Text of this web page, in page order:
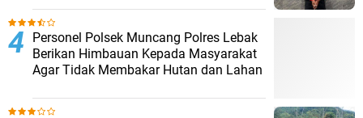
Personel Polsek Muncang Polres Lebak
Berikan Himbauan Kepada Masyarakat
Agar Tidak Membakar Hutan dan Lahan